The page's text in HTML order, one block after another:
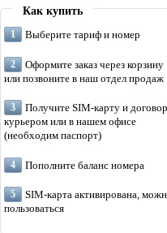
Как купить
Выберите тариф и номер
Оформите заказ через корзину
или позвоните в наш отдел продаж
Получите SIM-карту и договор
курьером или в нашем офисе
(необходим паспорт)
Пополните баланс номера
SIM-карта активирована,
пользоваться